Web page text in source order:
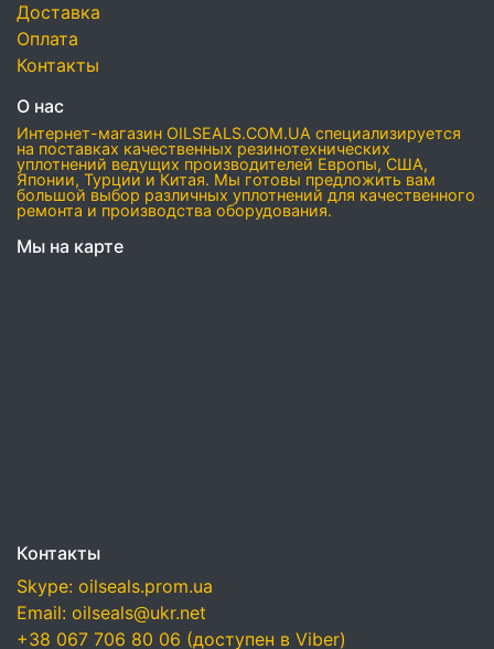
Доставка
Оплата
Контакты
О нас
Интернет-магазин OILSEALS.COM.UA специализируется
на поставках качественных резинотехнических
уплотнений ведущих производителей Европы, США,
Японии, Турции и Китая. Мы готовы предложить вам
большой выбор различных уплотнений для качественного
ремонта и производства оборудования.
Мы на карте
Контакты
Skype: oilseals.prom.ua
Email: oilseals@ukr.net
+38 067 706 80 06 (доступен в Viber)